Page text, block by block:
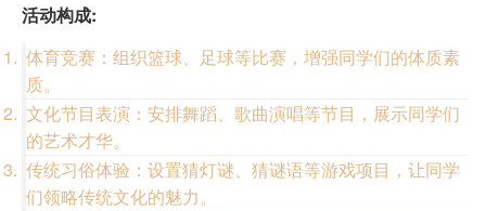
活动构成:
体育竞赛：组织篮球、足球等比赛，增强同学们的体质素
质。
文化节目表演：安排舞蹈、歌曲演唱等节目，展示同学们
的艺术才华。
传统习俗体验：设置猜灯谜、猜谜语等游戏项目，让同学
们领略传统文化的魅力。